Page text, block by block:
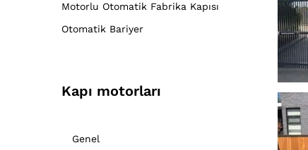
Motorlu Otomatik Fabrika Kapısı
Otomatik Bariyer
Kapı motorları
Genel